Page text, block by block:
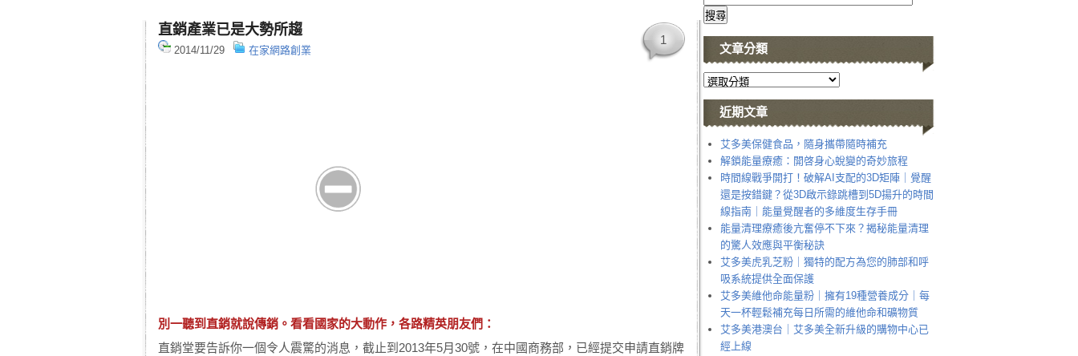
直銷產業已是大勢所趨
2014/11/29 在家網路創業
1
別一聽到直銷就說傳銷。看看國家的大動作，各路精英朋友們：
直銷堂要告訴你一個令人震驚的消息，截止到2013年5月30號，在中國商務部，已經提交申請直銷牌
文章分類
文
章
類
近期文章
艾多美保健食品，隨身攜帶隨時補充
解鎖能量療癒：開啓身心蛻變的奇妙旅程
時間線戰爭開打！破解AI支配的3D矩陣｜覺醒
還是按錯鍵？從3D啟示錄跳槽到5D揚升的時間
線指南｜能量覺醒者的多維度生存手冊
能量清理療癒後亢奮停不下來？揭秘能量清理
的驚人效應與平衡秘訣
艾多美虎乳芝粉｜獨特的配方為您的肺部和呼
吸系統提供全面保護
艾多美維他命能量粉｜擁有19種營養成分｜每
天一杯輕鬆補充每日所需的維他命和礦物質
艾多美港澳台｜艾多美全新升級的購物中心已
經上線